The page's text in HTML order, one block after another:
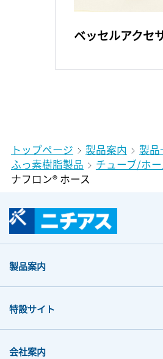
ベッセルアクセ
トップページ 製品案内
製品
ふっ素樹脂製品
チューブ/ホ
ナフロン® ホース
製品案内
特設サイト
会社案内